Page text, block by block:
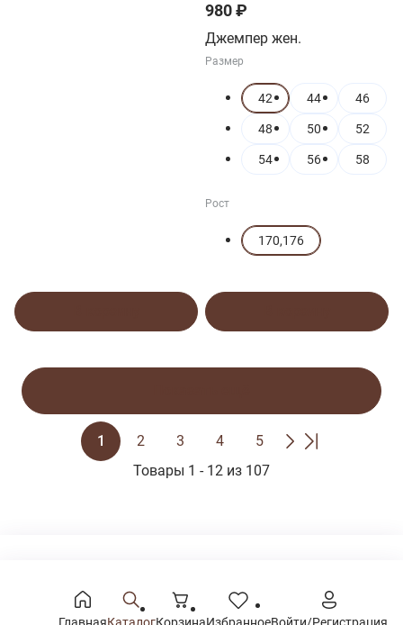
980 ₽
Джемпер жен.
Размер
42 44 46
48 50 52
54 56 58
Рост
170,176
1 2 3 4
5
Товары 1 - 12 из 107